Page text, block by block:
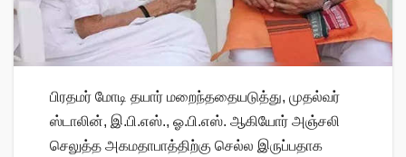
பிரதமர் மோடி தயார் மறைந்ததையடுத்து, முதல்வர்
ஸ்டாலின், இ.பி.எஸ்., ஓ.பி.எஸ். ஆகியோர் அஞ்சலி
செலுத்த அகமதாபாத்திற்கு செல்ல இருப்பதாக